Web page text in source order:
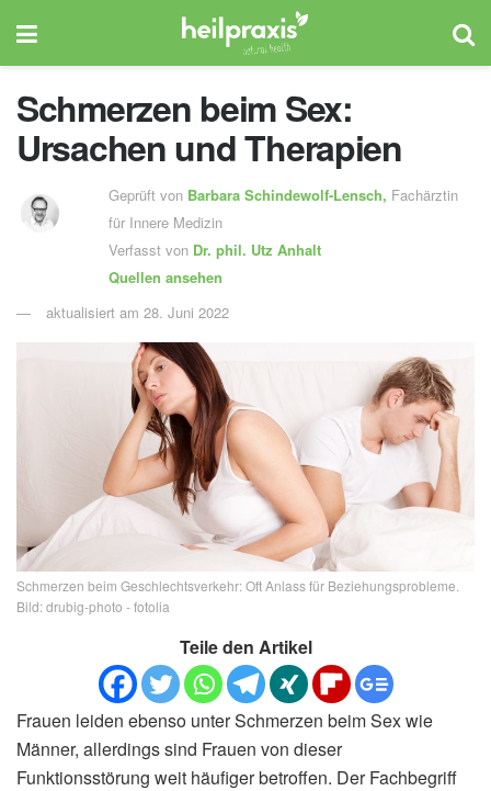
Schmerzen beim Sex:
Ursachen und Therapien
Geprüft von Barbara Schindewolf-Lensch, Fachärztin
für Innere Medizin
Verfasst von Dr. phil. Utz Anhalt
Quellen ansehen
aktualisiert am 28. Juni 2022
Schmerzen beim Geschlechtsverkehr: Oft Anlass für Beziehungsprobleme.
Bild: drubig-photo - fotolia
Teile den Artikel
Frauen leiden ebenso unter Schmerzen beim Sex wie
Männer, allerdings sind Frauen von dieser
Funktionsstörung weit häufiger betroffen. Der Fachbegriff